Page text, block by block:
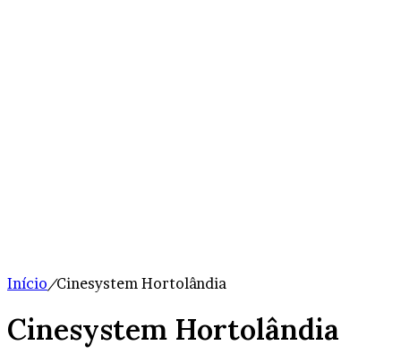
Início/Cinesystem Hortolândia
Cinesystem Hortolândia